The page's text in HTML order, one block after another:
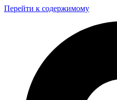
Перейти к содержимому